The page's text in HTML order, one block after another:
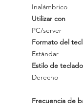
Inalámbrico
Utilizar con
PC/server
Formato del
Estándar
Estilo de teclado
Derecho
Frecuencia de